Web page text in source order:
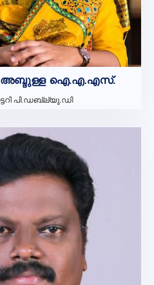
അബ്ദുള്ള ഐ.എ.എസ്.
പി.ഡബ്ല്യു.ഡി